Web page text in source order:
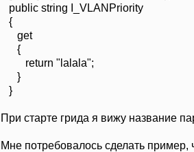
public string I_VLANPriority
{
get
{
return "lalala";
}
}
При старте грида я вижу название
Мне потребовалось сделать пример,